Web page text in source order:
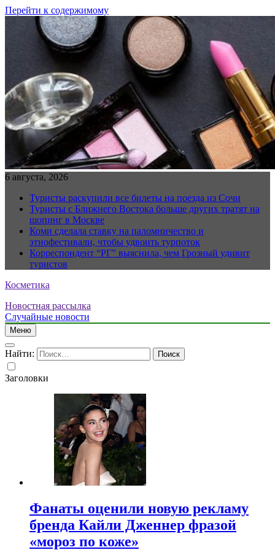
Перейти к содержимому
6 августа, 2026
Туристы раскупили все билеты на поезда из Сочи
Туристы с Ближнего Востока больше других тратят на
шопинг в Москве
Коми сделала ставку на паломничество и
этнофестивали, чтобы удвоить турпоток
Корреспондент “РГ” выяснила, чем Грозный удивит
туристов
Косметика
Новостная рассылка
Случайные новости
Меню
Найти:
Заголовки
Фанаты оценили новую рекламу
бренда Кайли Дженнер фразой
«мороз по коже»